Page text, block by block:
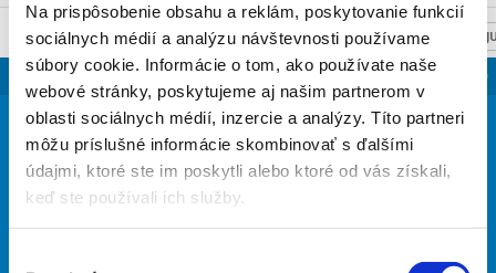
Na prispôsobenie obsahu a reklám, poskytovanie funkcií
sociálnych médií a analýzu návštevnosti používame
súbory cookie. Informácie o tom, ako používate naše
webové stránky, poskytujeme aj našim partnerom v
oblasti sociálnych médií, inzercie a analýzy. Títo partneri
môžu príslušné informácie skombinovať s ďalšími
údajmi, ktoré ste im poskytli alebo ktoré od vás získali,
keď ste používali ich služby.
SLOVENSKO
NASTAV
22°
zamračené
65% Vlhkosť vzduchu: